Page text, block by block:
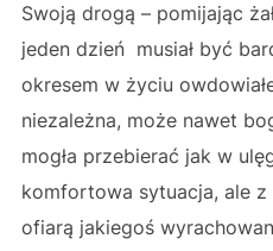
Swoją drogą – pomijając
jeden dzień musiał być
okresem w życiu
niezależna, może nawet
mogła przebierać jak w
komfortowa sytuacja, ale
ofiarą jakiegoś